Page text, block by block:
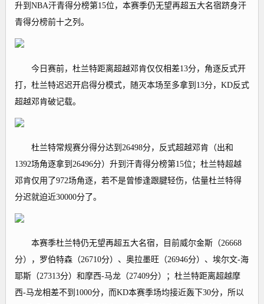
升到NBA汗青得分榜第15位，本赛季仍无望再超五大名宿跻身汗
青得分榜前十之列。
今日赛前，杜兰特距离超越邓肯仅仅相差13分，角逐反式开
打，杜兰特迟迟开启得分模式，随灭本场至多拿到13分，KD反式
超越邓肯破记载。
杜兰特常规赛分得分达到26498分，反式超越邓肯（出和
1392场角逐拿到26496分）升到汗青得分榜第15位；杜兰特超越
邓肯仅用了972场角逐，若不是曾惨逢跟腱轻伤，估量杜兰特得
分迟就迫近30000分了。
本赛季杜兰特仍无望再超五大名宿，目前威尔金斯（26668
分），罗伯特森（26710分）、奥拉墨旺（26946分）、埃尔文-海
耶斯（27313分）和摩西-马龙（27409分）；杜兰特距离超越摩
西-马龙相差不到1000分，而KD本赛季场均接近轰下30分，所以